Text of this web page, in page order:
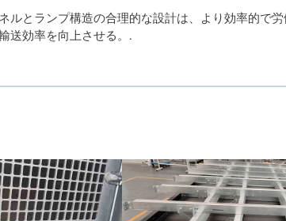
ルとランプ構造の合理的な設計は、より効率的で
送効率を向上させる。.